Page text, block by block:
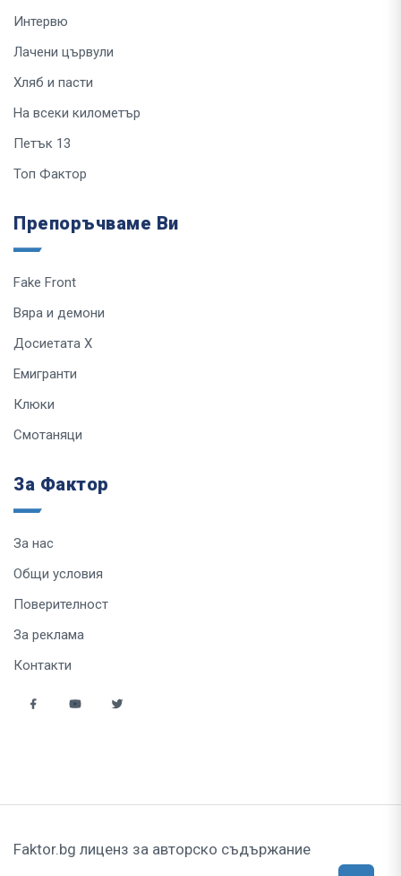
Интервю
Лачени цървули
Хляб и пасти
На всеки километър
Петък 13
Топ Фактор
Препоръчваме Ви
Fake Front
Вяра и демони
Досиетата Х
Емигранти
Клюки
Смотаняци
За Фактор
За нас
Общи условия
Поверителност
За реклама
Контакти
Faktor.bg лиценз за авторско съдържание